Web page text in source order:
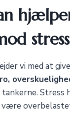
vi med at
tankerne. Stress